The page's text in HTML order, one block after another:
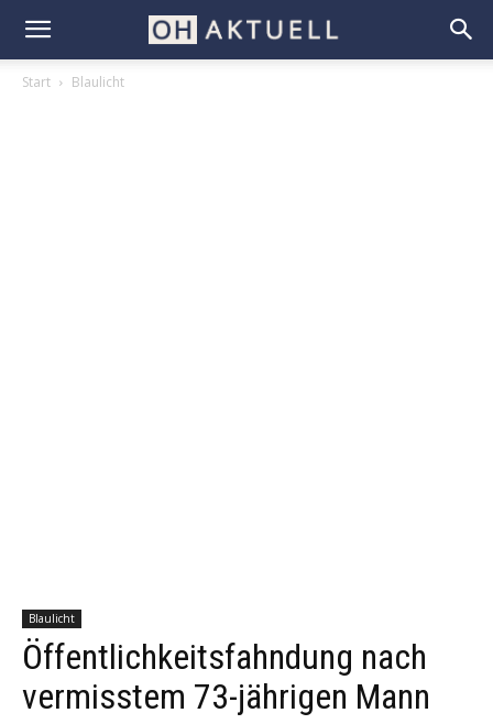
Start Blaulicht
Blaulicht
Öffentlichkeitsfahndung nach
vermisstem 73-jährigen Mann